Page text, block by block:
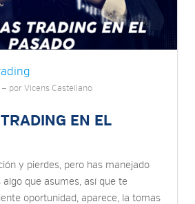
por Vicens Castellano
EN EL
y pierdes, pero has manejado
algo que asumes, así que te
oportunidad, aparece, la tomas